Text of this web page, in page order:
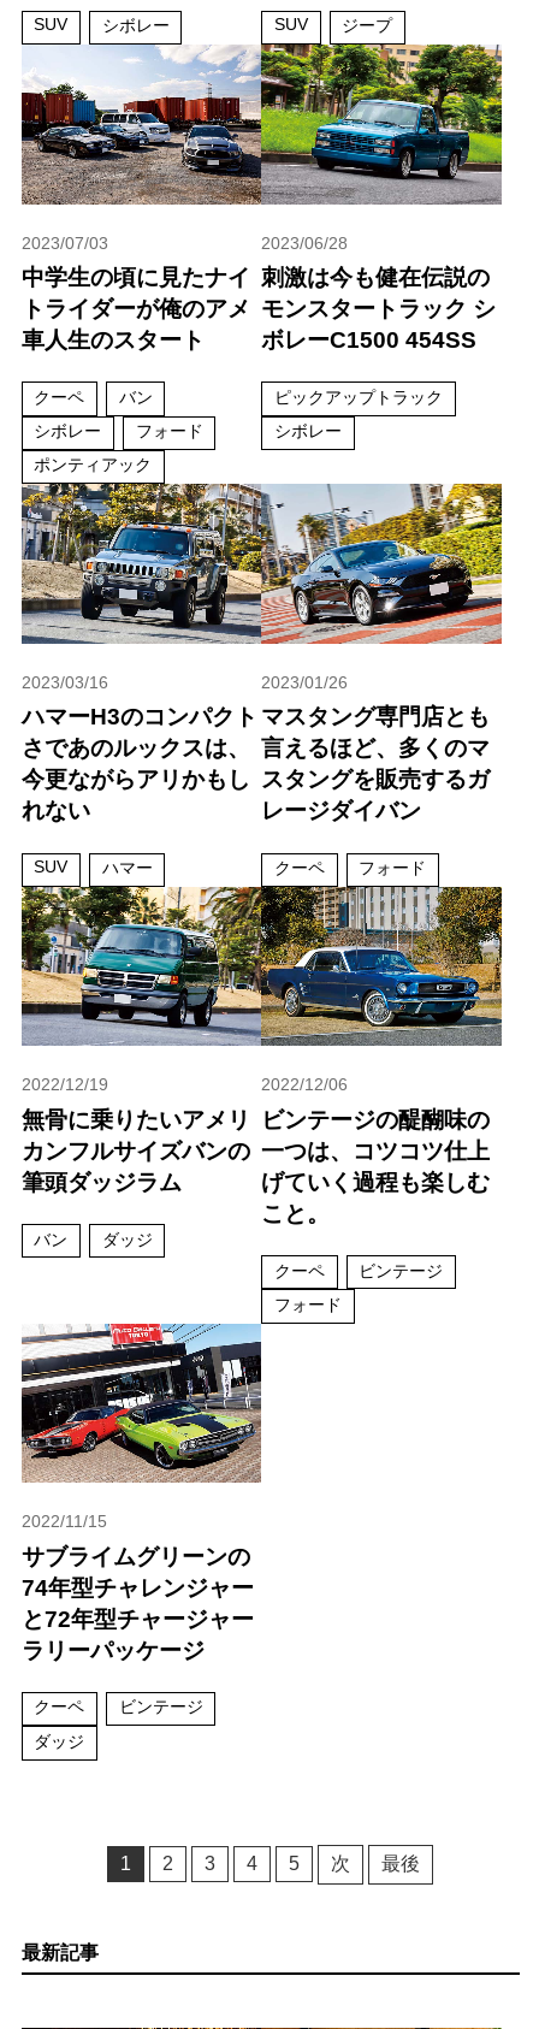
SUV シボレー SUV ジープ
2023/07/03
中学生の頃に見たナイ
トライダーが俺のアメ
車人生のスタート
クーペ
バン
シボレー
フォード
ポンティアック
2023/06/28
刺激は今も健在伝説の
モンスタートラック シ
ボレーC1500 454SS
ピックアップトラック
シボレー
2023/03/16
ハマーH3のコンパクト
さであのルックスは、
今更ながらアリかもし
れない
SUV ハマー
2023/01/26
マスタング専門店とも
言えるほど、多くのマ
スタングを販売するガ
レージダイバン
クーペ フォード
2022/12/19
無骨に乗りたいアメリ
カンフルサイズバンの
筆頭ダッジラム
バン ダッジ
2022/12/06
ビンテージの醍醐味の
一つは、コツコツ仕上
げていく過程も楽しむ
こと。
クーペ
ビンテージ
フォード
2022/11/15
サブライムグリーンの
74年型チャレンジャー
と72年型チャージャー
ラリーパッケージ
クーペ
ビンテージ
ダッジ
1 2 3 4 5 次 最後
最新記事